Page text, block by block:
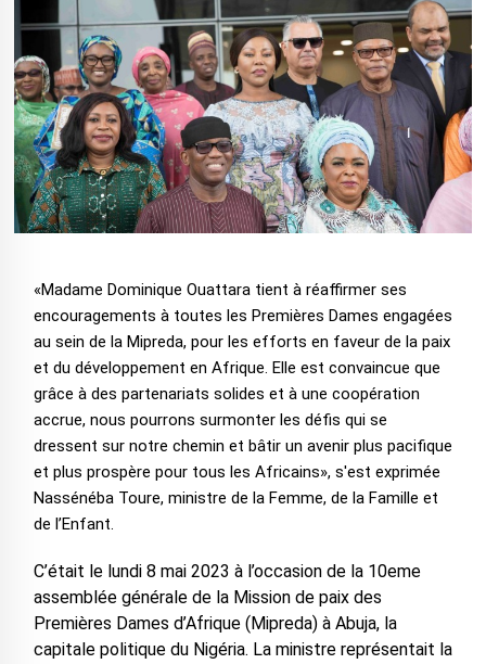
«Madame Dominique Ouattara tient à réaffirmer ses
encouragements à toutes les Premières Dames engagées
au sein de la Mipreda, pour les efforts en faveur de la paix
et du développement en Afrique. Elle est convaincue que
grâce à des partenariats solides et à une coopération
accrue, nous pourrons surmonter les défis qui se
dressent sur notre chemin et bâtir un avenir plus pacifique
et plus prospère pour tous les Africains», s'est exprimée
Nassénéba Toure, ministre de la Femme, de la Famille et
de l’Enfant.
C’était le lundi 8 mai 2023 à l’occasion de la 10eme
assemblée générale de la Mission de paix des
Premières Dames d’Afrique (Mipreda) à Abuja, la
capitale politique du Nigéria. La ministre représentait la